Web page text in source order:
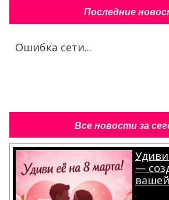
Последние
Ошибка сети...
Все новости за
—
.